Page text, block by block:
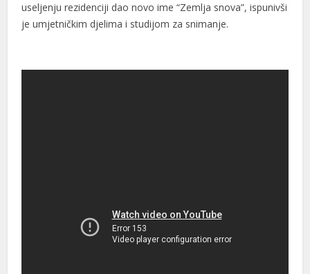
useljenju rezidenciji dao novo ime “Zemlja snova”, ispunivši
je umjetničkim djelima i studijom za snimanje.